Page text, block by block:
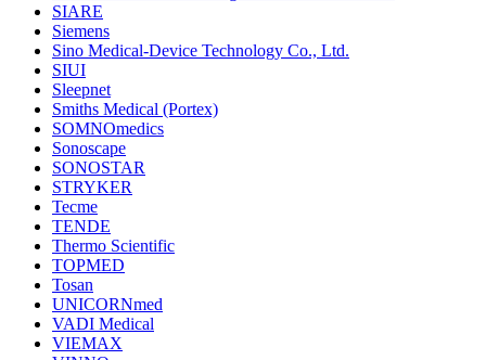
SIARE
Siemens
Sino Medical-Device Technology Co., Ltd.
SIUI
Sleepnet
Smiths Medical (Portex)
SOMNOmedics
Sonoscape
SONOSTAR
STRYKER
Tecme
TENDE
Thermo Scientific
TOPMED
Tosan
UNICORNmed
VADI Medical
VIEMAX